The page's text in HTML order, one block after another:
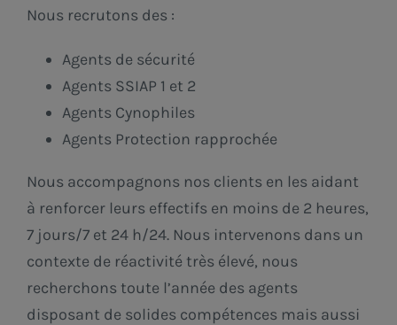
Nous recrutons des :
Agents de sécurité
Agents SSIAP 1 et 2
Agents Cynophiles
Agents Protection rapprochée
Nous accompagnons nos clients en les aidant
à renforcer leurs effectifs en moins de 2 heures,
7 jours/7 et 24 h/24. Nous intervenons dans un
contexte de réactivité très élevé, nous
recherchons toute l’année des agents
disposant de solides compétences mais aussi